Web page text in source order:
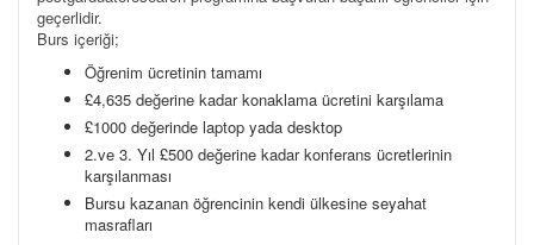
geçerlidir.
Burs içeriği;
Öğrenim ücretinin tamamı
£4,635 değerine kadar konaklama ücretini karşılama
£1000 değerinde laptop yada desktop
2.ve 3. Yıl £500 değerine kadar konferans ücretlerinin
karşılanması
Bursu kazanan öğrencinin kendi ülkesine seyahat
masrafları